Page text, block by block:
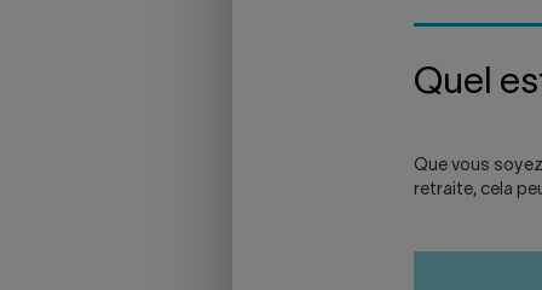
Quel
Que vous
retraite, cela